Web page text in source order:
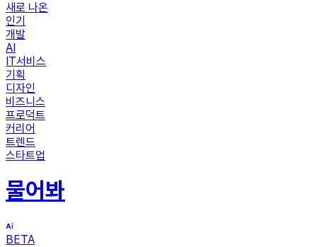
새로 나온
인기
개발
AI
IT서비스
기획
디자인
비즈니스
프로덕트
커리어
트렌드
스타트업
물어봐
BETA